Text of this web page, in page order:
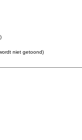
niet getoond)